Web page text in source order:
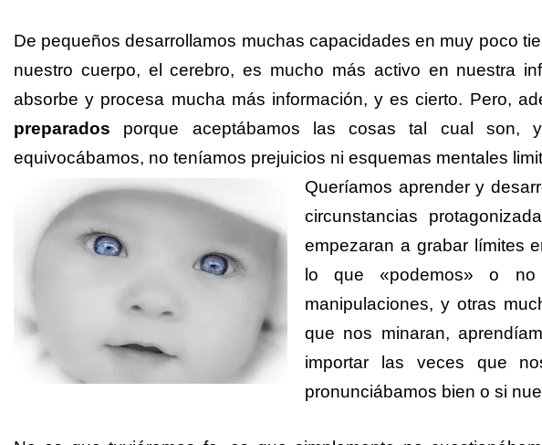
De pequeños desarrollamos muchas capacidades en muy poco
nuestro cuerpo, el cerebro, es mucho más activo en nuestra
absorbe y procesa mucha más información, y es cierto. Pero,
preparados porque aceptábamos las cosas tal cual son,
equivocábamos, no teníamos prejuicios ni esquemas mentales
Queríamos aprender y
circunstancias
empezaran a grabar límites
lo que «podemos» o
manipulaciones, y otras
que nos minaran,
importar las veces que
pronunciábamos bien o si